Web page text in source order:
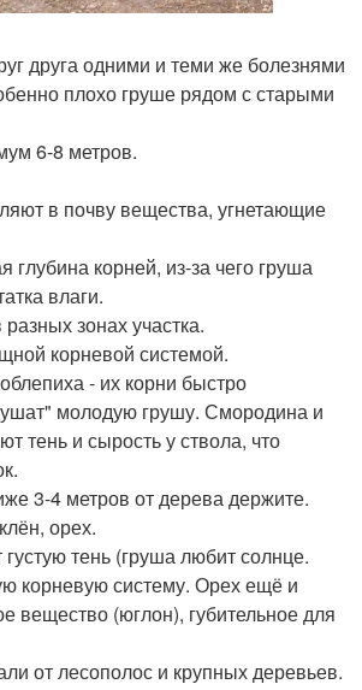
друга одними и теми же болезнями
плохо груше рядом с старыми
6-8 метров.
в почву вещества, угнетающие
глубина корней, из-за чего груша
влаги.
зонах участка.
корневой системой.
- их корни быстро
молодую грушу. Смородина и
тень и сырость у ствола, что
3-4 метров от дерева держите.
орех.
тень (груша любит солнце.
корневую систему. Орех ещё и
вещество (юглон), губительное для
от лесополос и крупных деревьев.